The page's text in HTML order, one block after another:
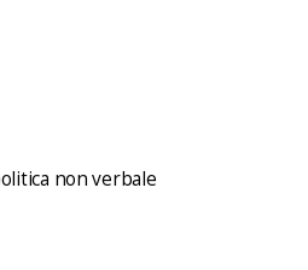
non verbale